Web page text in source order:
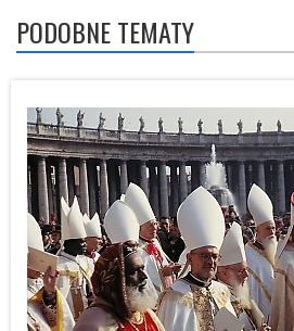
PODOBNE TEMATY